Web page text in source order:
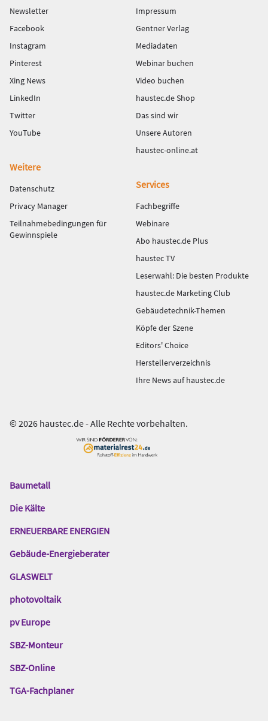
Newsletter
Facebook
Instagram
Pinterest
Xing News
LinkedIn
Twitter
YouTube
Impressum
Gentner Verlag
Mediadaten
Webinar buchen
Video buchen
haustec.de Shop
Das sind wir
Unsere Autoren
haustec-online.at
Weitere
Datenschutz
Privacy Manager
Teilnahmebedingungen für
Gewinnspiele
Services
Fachbegriffe
Webinare
Abo haustec.de Plus
haustec TV
Leserwahl: Die besten Produkte
haustec.de Marketing Club
Gebäudetechnik-Themen
Köpfe der Szene
Editors' Choice
Herstellerverzeichnis
Ihre News auf haustec.de
© 2026 haustec.de - Alle Rechte vorbehalten.
Das
Gentner
Baumetall
Die Kälte
ERNEUERBARE ENERGIEN
Gebäude-Energieberater
GLASWELT
photovoltaik
pv Europe
SBZ-Monteur
SBZ-Online
TGA-Fachplaner